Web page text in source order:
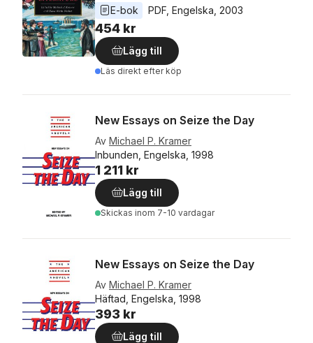
E-bok
PDF Engelska 2003
454 kr
Lägg till
Läs direkt efter köp
New Essays on Seize the Day
Av Michael P. Kramer
Inbunden, Engelska, 1998
1 211 kr
Lägg till
Skickas inom 7-10 vardagar
New Essays on Seize the Day
Av Michael P. Kramer
Häftad, Engelska, 1998
393 kr
Lägg till